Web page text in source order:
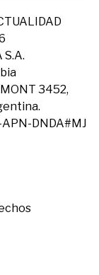
3452,
DNDA#MJ